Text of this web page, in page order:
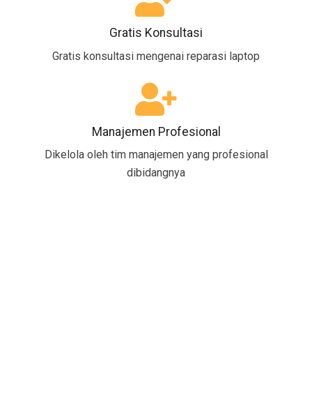
Gratis Konsultasi
Gratis konsultasi mengenai reparasi laptop
Manajemen Profesional
Dikelola oleh tim manajemen yang profesional
dibidangnya